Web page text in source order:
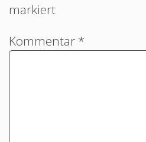
markiert
Kommentar*